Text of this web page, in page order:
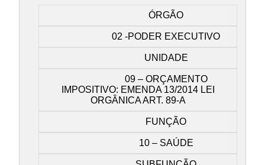
ÓRGÃO
02 -PODER EXECUTIVO
UNIDADE
09 – ORÇAMENTO
IMPOSITIVO: EMENDA 13/2014 LEI
ORGÂNICA ART. 89-A
FUNÇÃO
10 – SAÚDE